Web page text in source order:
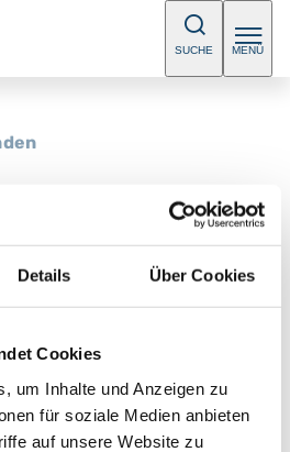
Details Über Cookies
Cookies
um Inhalte und Anzeigen zu
für soziale Medien anbieten
auf unsere Website zu
SUCHE MENÜ
nuernberg.de
5763